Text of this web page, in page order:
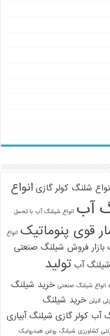
شلنگ کولر گازی انواع
آب انواع شیلنگ آب با تحمل
قوی پنوماتیک انواع
بازار فروش شیلنگ صنعتی
شیلنگ آب تولید
انواع شیلنگ صنعتی خرید شیلنگ
اتیلن خرید شیلنگ
آب کولر گازی شیلنگ آبیاری
کشاورزی شیلنگ روغن هیدرولیک